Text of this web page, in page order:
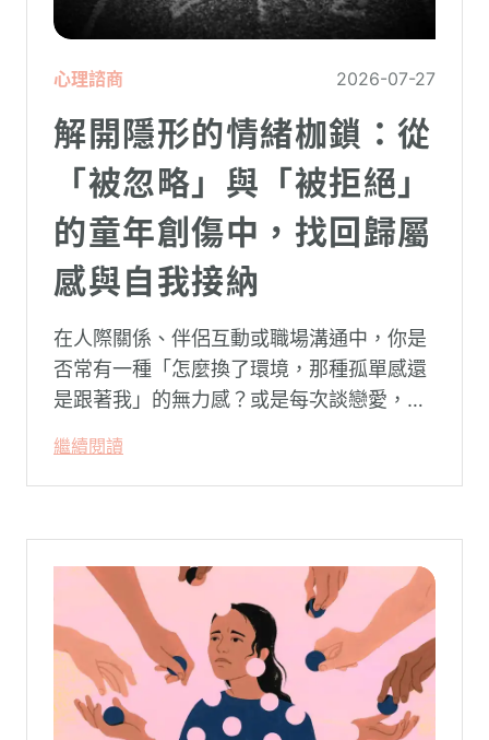
心理諮商 2026-07-27
解開隱形的情緒枷鎖：從
「被忽略」與「被拒絕」
的童年創傷中，找回歸屬
感與自我接納
在人際關係、伴侶互動或職場溝通中，你是
否常有一種「怎麼換了環境，那種孤單感還
是跟著我」的無力感？或是每次談戀愛，總
卻演變成兩敗俱傷？
繼續閱讀